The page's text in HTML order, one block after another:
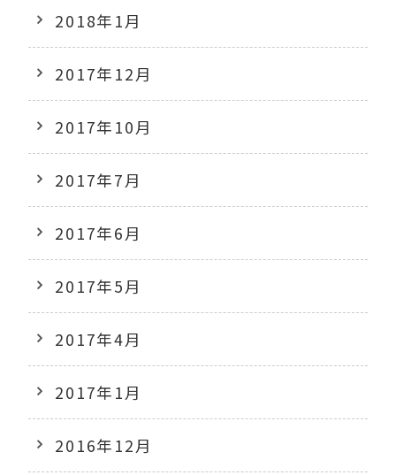
2018年1月
2017年12月
2017年10月
2017年7月
2017年6月
2017年5月
2017年4月
2017年1月
2016年12月